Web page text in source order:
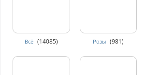
Всё (14085) Розы (981)